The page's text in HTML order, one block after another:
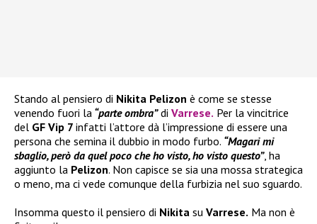
Stando al pensiero di Nikita Pelizon è come se stesse
venendo fuori la “parte ombra”di Varrese. Per la vincitrice
del GF Vip 7 infatti l’attore dà l’impressione di essere una
persona che semina il dubbio in modo furbo. “Magari mi
sbaglio, però da quel poco che ho visto, ho visto questo”, ha
aggiunto la Pelizon. Non capisce se sia una mossa strategica
o meno, ma ci vede comunque della furbizia nel suo sguardo.
Insomma questo il pensiero di Nikita su Varrese. Ma non è